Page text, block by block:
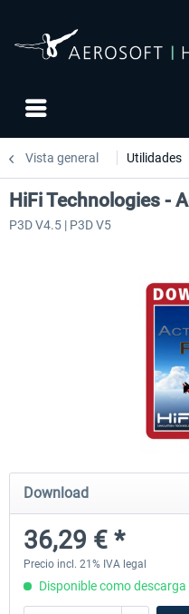
Vista general Utilidades
FSDG - Flight Suite Pro
10,16 € *
HiFi Technologies -
P3D V4.5 | P3D V5
Download
36,29 € *
Precio incl. 21% IVA legal
Disponible como